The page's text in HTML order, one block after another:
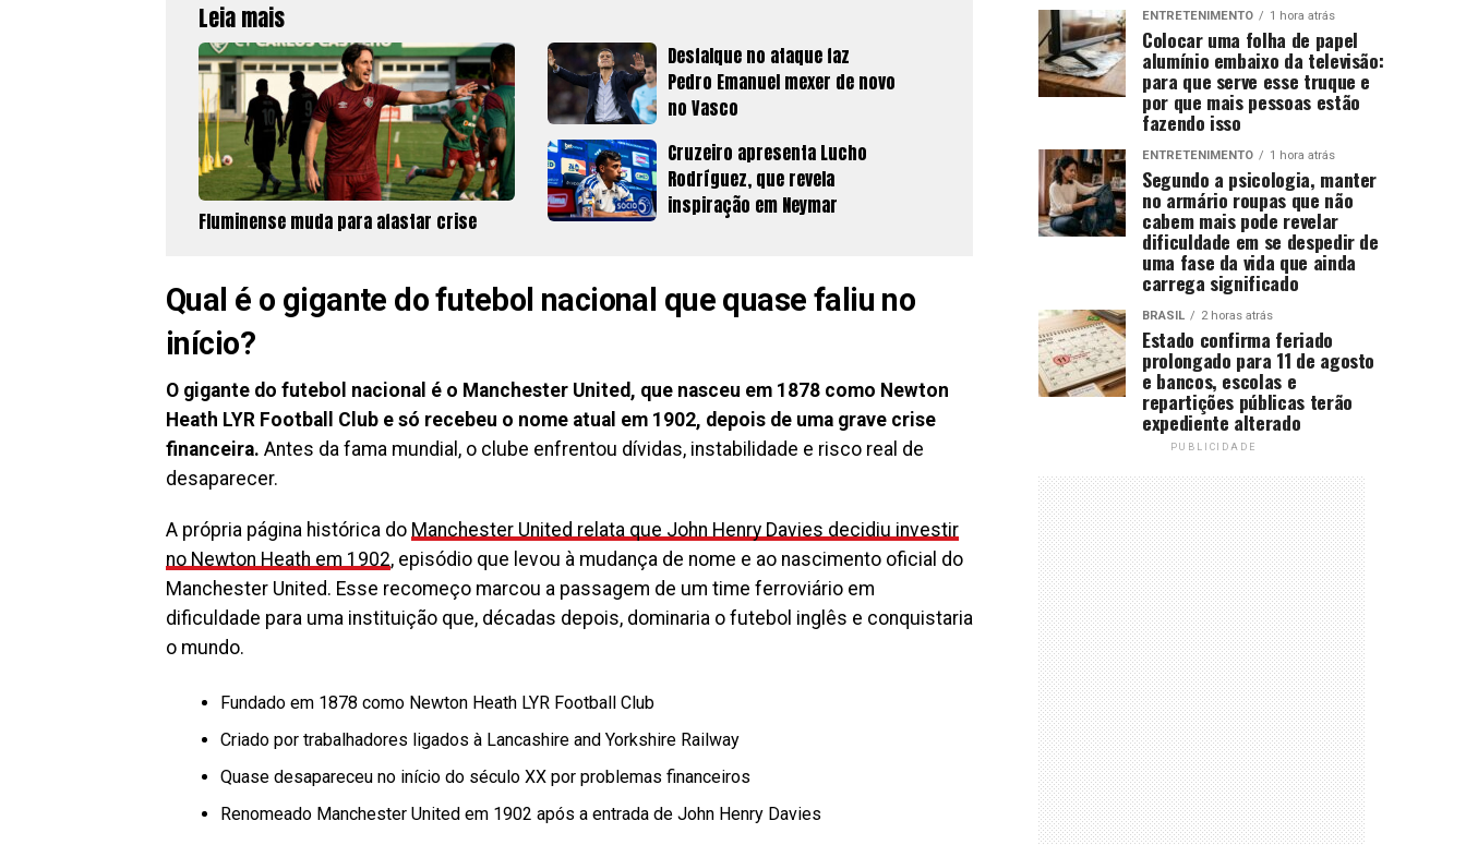
Leia mais
Fluminense muda para afastar crise
Desfalque no ataque faz
Pedro Emanuel mexer de novo
no Vasco
Cruzeiro apresenta Lucho
Rodríguez, que revela
inspiração em Neymar
Qual é o gigante do futebol nacional que quase faliu no
início?
O gigante do futebol nacional é o Manchester United, que nasceu em 1878 como Newton
Heath LYR Football Club e só recebeu o nome atual em 1902, depois de uma grave crise
financeira. Antes da fama mundial, o clube enfrentou dívidas, instabilidade e risco real de
desaparecer.
A própria página histórica do Manchester United relata que John Henry Davies decidiu investir
no Newton Heath em 1902, episódio que levou à mudança de nome e ao nascimento oficial do
Manchester United. Esse recomeço marcou a passagem de um time ferroviário em
dificuldade para uma instituição que, décadas depois, dominaria o futebol inglês e conquistaria
o mundo.
Fundado em 1878 como Newton Heath LYR Football Club
Criado por trabalhadores ligados à Lancashire and Yorkshire Railway
Quase desapareceu no início do século XX por problemas financeiros
Renomeado Manchester United em 1902 após a entrada de John Henry Davies
ENTRETENIMENTO 1 hora atrás
Colocar uma folha de papel
alumínio embaixo da televisão:
para que serve esse truque e
por que mais pessoas estão
fazendo isso
ENTRETENIMENTO 1 hora atrás
Segundo a psicologia, manter
no armário roupas que não
cabem mais pode revelar
dificuldade em se despedir de
uma fase da vida que ainda
carrega significado
BRASIL 2 horas atrás
Estado confirma feriado
prolongado para 11 de agosto
e bancos, escolas e
repartições públicas terão
expediente alterado
PUBLICIDADE